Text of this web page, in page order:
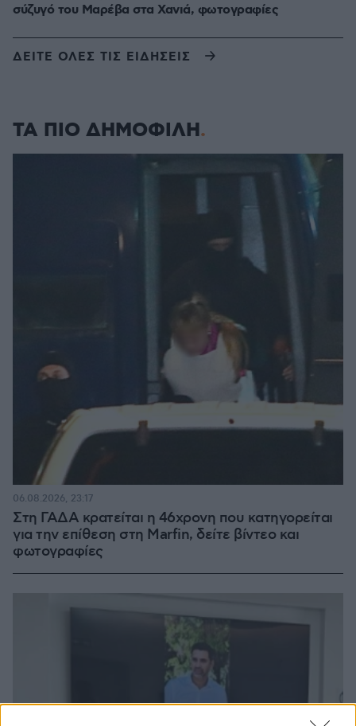
σύζυγό του Μαρέβα στα Χανιά, φωτογραφίες
ΔΕΙΤΕ ΟΛΕΣ ΤΙΣ ΕΙΔΗΣΕΙΣ
ΤΑ ΠΙΟ ΔΗΜΟΦΙΛΗ
Στη ΓΑΔΑ κρατείται η 46χρονη που κατηγορείται
για την επίθεση στη Marfin, δείτε βίντεο και
φωτογραφίες
06.08.2026, 23:17